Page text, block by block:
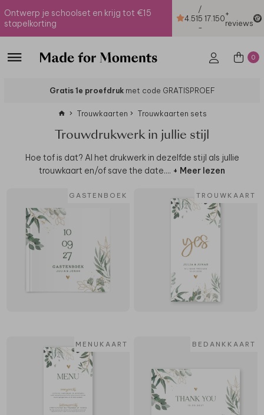
Ontwerp je schoolset en krijg tot €15
stapelkorting
4.51
/
5
-
17.150+
reviews
0
Gratis 1e proefdrukmet code GRATISPROEF
Trouwkaarten Trouwkaarten sets
Trouwdrukwerk in jullie stijl
Hoe tof is dat? Al het drukwerk in dezelfde stijl als jullie
trouwkaart en/of save the date.... + Meer lezen
GASTENBOEK TROUWKAART
MENUKAART BEDANKKAART